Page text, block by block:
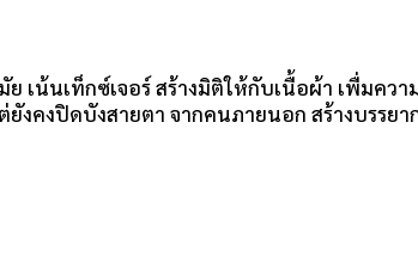
เน้นเท็กซ์เจอร์ สร้างมิติให้กับเนื้อผ้า เพื่มคว
งคงปิดบังสายตา จากคนภายนอก สร้างบรรย